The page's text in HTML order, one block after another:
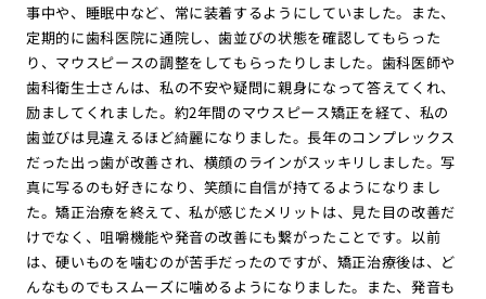
事中や、睡眠中など、常に装着するようにしていました。また、
定期的に歯科医院に通院し、歯並びの状態を確認してもらった
り、マウスピースの調整をしてもらったりしました。歯科医師や
歯科衛生士さんは、私の不安や疑問に親身になって答えてくれ、
励ましてくれました。約2年間のマウスピース矯正を経て、私の
歯並びは見違えるほど綺麗になりました。長年のコンプレックス
だった出っ歯が改善され、横顔のラインがスッキリしました。写
真に写るのも好きになり、笑顔に自信が持てるようになりまし
た。矯正治療を終えて、私が感じたメリットは、見た目の改善だ
けでなく、咀嚼機能や発音の改善にも繋がったことです。以前
は、硬いものを噛むのが苦手だったのですが、矯正治療後は、ど
んなものでもスムーズに噛めるようになりました。また、発音も